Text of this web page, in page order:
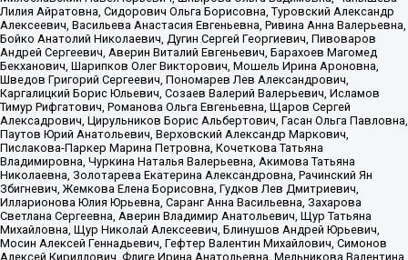
Лилия Айратовна, Сидорович Ольга Борисовна, Туровский Александр
Алексеевич, Васильева Анастасия Евгеньевна, Ривина Анна Валерьевна,
Бойко Анатолий Николаевич, Дугин Сергей Георгиевич, Пивоваров
Андрей Сергеевич, Аверин Виталий Евгеньевич, Барахоев Магомед
Бекханович, Шарипков Олег Викторович, Мошель Ирина Ароновна,
Шведов Григорий Сергеевич, Пономарев Лев Александрович,
Каргалицкий Борис Юльевич, Созаев Валерий Валерьевич, Исламов
Тимур Рифгатович, Романова Ольга Евгеньевна, Щаров Сергей
Алексадрович, Цирульников Борис Альбертович, Гасан Ольга Павловна,
Паутов Юрий Анатольевич, Верховский Александр Маркович,
Пислакова-Паркер Марина Петровна, Кочеткова Татьяна
Владимировна, Чуркина Наталья Валерьевна, Акимова Татьяна
Николаевна, Золотарева Екатерина Александровна, Рачинский Ян
Збигневич, Жемкова Елена Борисовна, Гудков Лев Дмитриевич,
Илларионова Юлия Юрьевна, Саранг Анна Васильевна, Захарова
Светлана Сергеевна, Аверин Владимир Анатольевич, Щур Татьяна
Михайловна, Щур Николай Алексеевич, Блинушов Андрей Юрьевич,
Мосин Алексей Геннадьевич, Гефтер Валентин Михайлович, Симонов
Алексей Кириллович, Флиге Ирина Анатольевна, Мельникова Валентина